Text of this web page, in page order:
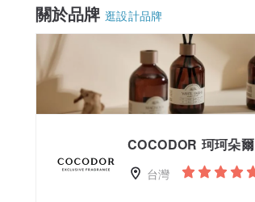
關於品牌 逛設計品牌
COCODOR 珂珂朵爾
台灣